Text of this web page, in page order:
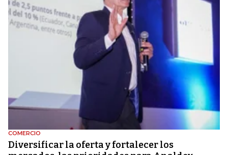
COMERCIO
Diversificar la oferta y fortalecer los